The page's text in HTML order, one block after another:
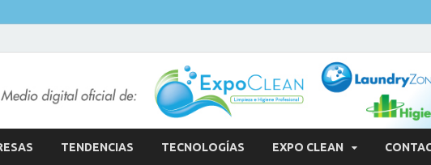
TENDENCIAS TECNOLOGÍAS EXPO CLEAN